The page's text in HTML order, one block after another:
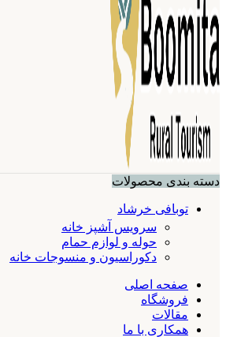
دسته بندی محصولات
توبافی خرشاد
سرویس آشپز خانه
حوله و لوازم حمام
دکوراسیون و منسوجات خانه
صفحه اصلی
فروشگاه
مقالات
همکاری با ما